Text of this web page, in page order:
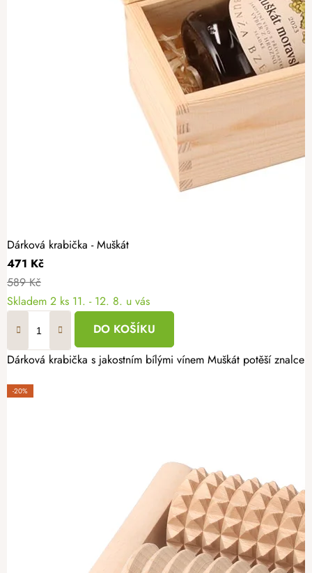
Dárková krabička - Muškát
471 Kč
589 Kč
Skladem 2 ks 11. - 12. 8. u vás
DO KOŠÍKU
Dárková krabička s jakostním bílými vínem Muškát potěší
-20%